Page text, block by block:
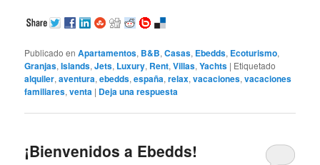
Publicado en Apartamentos, B&B,Casas, Ebedds, Ecoturismo,
Granjas,Islands,Jets, Luxury, Rent,Villas,Yachts | Etiquetado
alquiler,aventura,ebedds,españa,relax,vacaciones,vacaciones
familiares,venta | Deja una respuesta
¡Bienvenidos a Ebedds!